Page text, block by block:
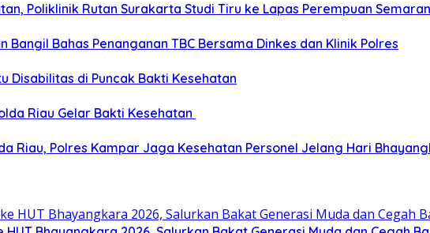
Poliklinik Rutan Surakarta Studi Tiru ke Lapas Perempuan
Bahas Penanganan TBC Bersama Dinkes dan Klinik Polres
Disabilitas di Puncak Bakti Kesehatan
Riau Gelar Bakti Kesehatan
Riau, Polres Kampar Jaga Kesehatan Personel Jelang Hari